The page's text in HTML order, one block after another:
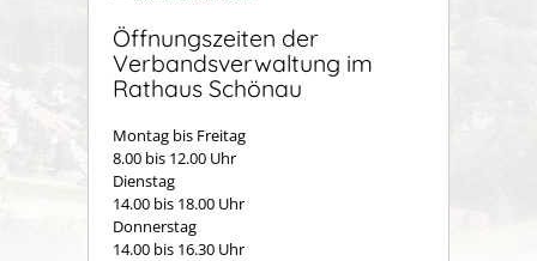
Öffnungszeiten der
Verbandsverwaltung im
Rathaus Schönau
Montag bis Freitag
8.00 bis 12.00 Uhr
Dienstag
14.00 bis 18.00 Uhr
Donnerstag
14.00 bis 16.30 Uhr